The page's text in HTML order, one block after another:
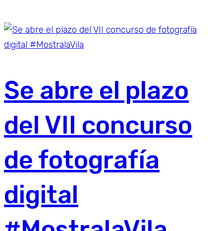
Se abre el plazo
del VII concurso
de fotografía
digital